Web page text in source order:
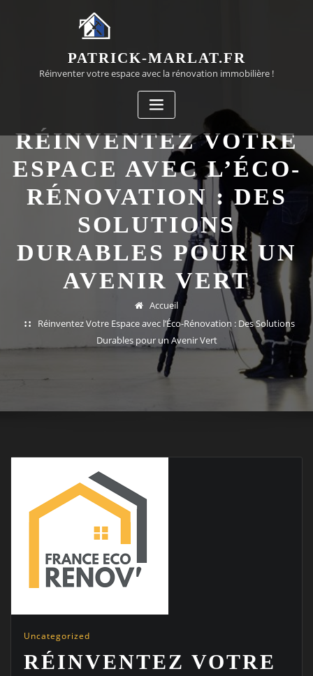
PATRICK-MARLAT.FR
Réinventer votre espace avec la rénovation immobilière !
RÉINVENTEZ VOTRE
ESPACE AVEC L’ÉCO-
RÉNOVATION : DES
SOLUTIONS
DURABLES POUR UN
AVENIR VERT
Accueil
Réinventez Votre Espace avec l’Éco-Rénovation : Des Solutions
Durables pour un Avenir Vert
Uncategorized
RÉINVENTEZ VOTRE